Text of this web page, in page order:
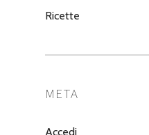
Ricette
META
Accedi